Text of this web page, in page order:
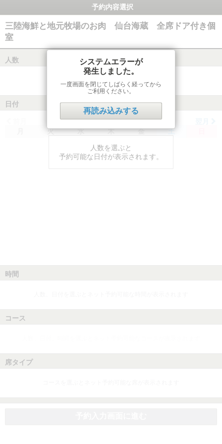
予約内容選択
三陸海鮮と地元牧場のお肉 仙台海蔵 全席ドア付き個
室
人数
日付
火 水 木 金 土
人数を選ぶと
予約可能な日付が表示されます。
時間
コース
席タイプ
システムエラーが
発生しました。
一度画面を閉じてしばらく経ってから
ご利用ください。
再読み込みする